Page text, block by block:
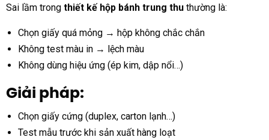
Sai lầm trong thiết kế hộp bánh trung thu thường là:
Chọn giấy quá mỏng → hộp không chắc chắn
Không test màu in → lệch màu
Không dùng hiệu ứng (ép kim, dập nổi…)
Giải pháp:
Chọn giấy cứng (duplex, carton lạnh…)
Test mẫu trước khi sản xuất hàng loạt